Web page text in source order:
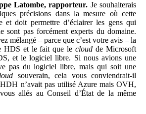
Latombe, rapporteur. Je souhaiterais
précisions dans la mesure où cette
et doit permettre d’éclairer les gens qui
sont pas forcément experts du domaine.
mélangé – parce que c’est votre avis – la
HDS et le fait que lecloud de Microsoft
et le logiciel libre. Si nous avions une
pas du logiciel libre, mais qui soit une
souverain, cela vous conviendrait-il
n’avait pas utilisé Azure mais OVH,
allés au Conseil d’État de la même